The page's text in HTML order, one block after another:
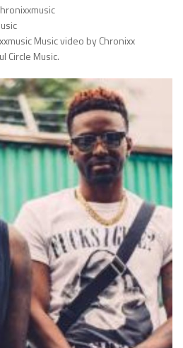
Music video by Chronixx
Circle Music.